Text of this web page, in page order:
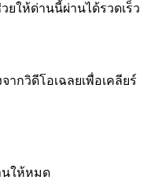
ให้ด่านนี้ผ่านได้รวดเร็ว
กวิดีโอเฉลยเพื่อเคลียร์
นให้หมด